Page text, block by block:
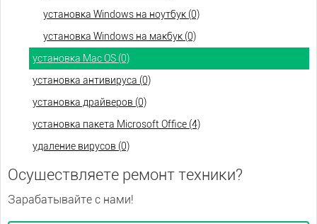
установка Windows на ноутбук (0)
установка Windows на макбук (0)
установка Mac OS (0)
установка антивируса (0)
установка драйверов (0)
установка пакета Microsoft Office (4)
удаление вирусов (0)
Осуществляете ремонт техники?
Зарабатывайте с нами!